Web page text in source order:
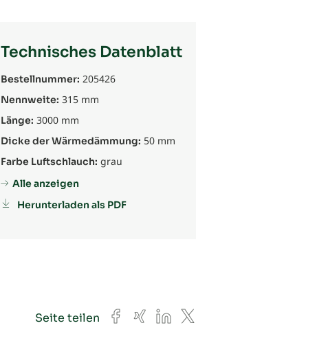
Technisches Datenblatt
Bestellnummer: 205426
Nennweite: 315 mm
Länge: 3000 mm
Dicke der Wärmedämmung: 50 mm
Farbe Luftschlauch: grau
Alle anzeigen
Herunterladen als PDF
Seite teilen Facebook
XingLinkedIn
X